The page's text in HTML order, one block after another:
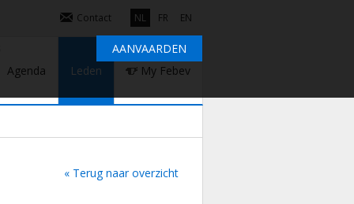
Contact NL FR EN
Agenda Leden My Febev
« Terug naar overzicht
AANVAARDEN